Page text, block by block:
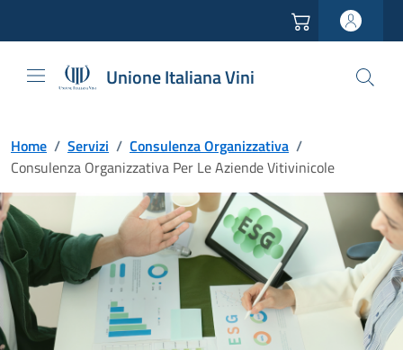
Unione Italiana Vini
Home / Servizi / Consulenza Organizzativa /
Consulenza Organizzativa Per Le Aziende Vitivinicole